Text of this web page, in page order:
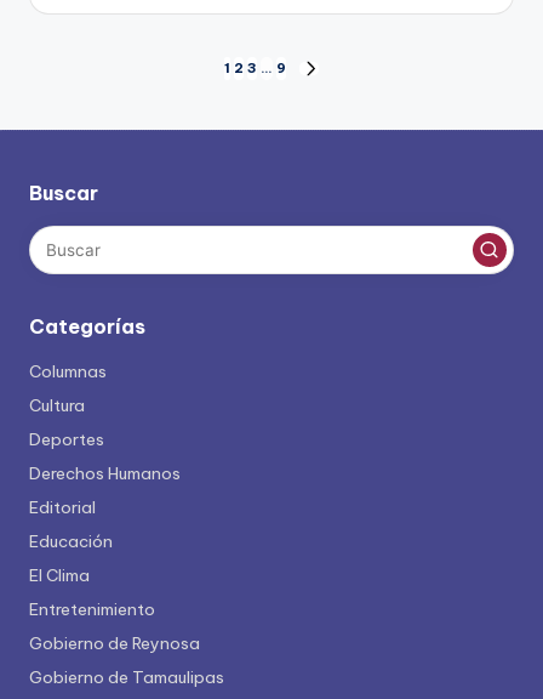
Paginación
de
1 2 3 … 9
Buscar
Categorías
Columnas
Cultura
Deportes
Derechos Humanos
Editorial
Educación
El Clima
Entretenimiento
Gobierno de Reynosa
Gobierno de Tamaulipas